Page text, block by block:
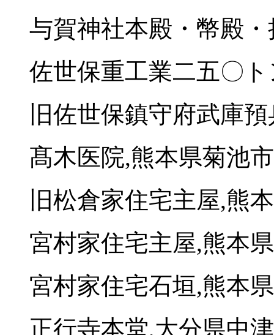
与賀神社本殿・幣殿
佐世保重工業二五〇
旧佐世保鎮守府武庫
髙木医院,熊本県菊池市
旧松倉家住宅主屋,熊
宮村家住宅主屋,熊本
宮村家住宅石垣,熊本
正行寺本堂,大分県中